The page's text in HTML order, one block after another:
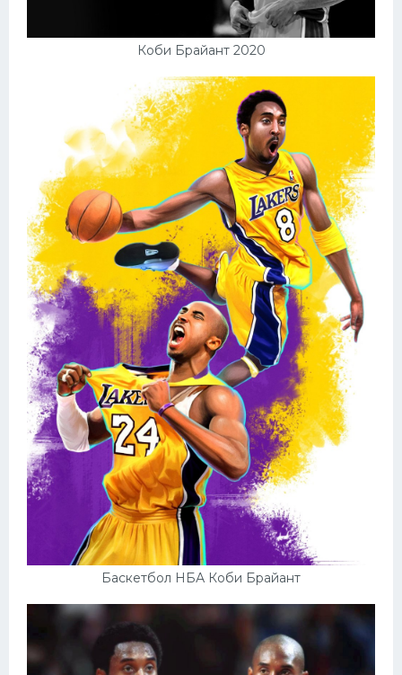
Коби Брайант 2020
Баскетбол НБА Коби Брайант